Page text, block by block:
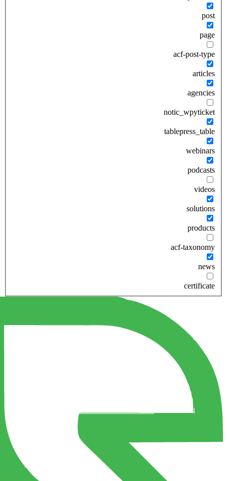
post
page
acf-post-type
articles
agencies
notic_wpyticket
tablepress_table
webinars
podcasts
videos
solutions
products
acf-taxonomy
news
certificate